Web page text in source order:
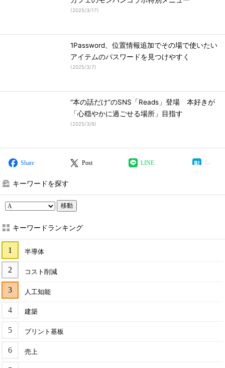
(2025/3/17)
1Password、位置情報追加でその場で使いたい
アイテムのパスワードを見つけやすく
(2025/3/7)
“本の話だけ”のSNS「Reads」登場 本好きが
「心穏やかに過ごせる場所」目指す
(2025/3/6)
Share Post LINE
キーワードを探す
移動
キーワードランキング
半導体
コスト削減
人工知能
建築
プリント基板
売上